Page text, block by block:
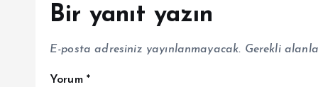
Bir yanıt yazın
E-posta adresiniz yayınlanmayacak. Gerekli
Yorum *